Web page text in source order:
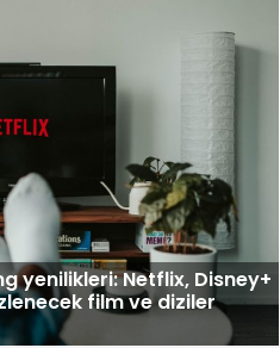
yenilikleri: Netflix, Disney+
film ve diziler